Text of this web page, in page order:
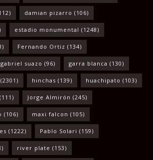
damian pizarro (106)
estadio monumental (1248)
Fernando Ortiz (134)
gabriel suazo (96) garra blanca (130)
(2301) hinchas (139) huachipato (103)
(111) Jorge Almirón (245)
(106) maxi falcon (105)
(1222) Pablo Solari (159)
river plate (153)